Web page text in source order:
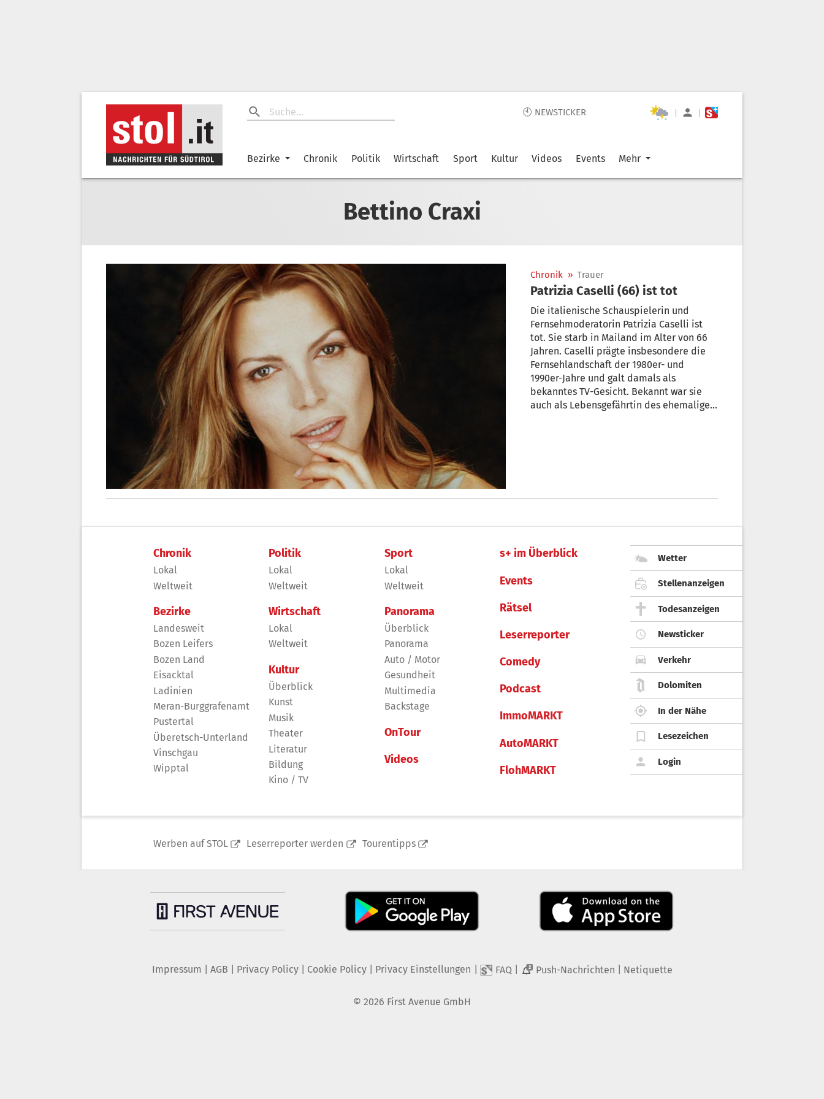
🕙 NEWSTICKER | |
Bezirke Chronik Politik Wirtschaft Sport Kultur Videos Events Mehr
Bettino Craxi
Chronik » Trauer
Patrizia Caselli (66) ist tot
Die italienische Schauspielerin und
Fernsehmoderatorin Patrizia Caselli ist
tot. Sie starb in Mailand im Alter von 66
Jahren. Caselli prägte insbesondere die
Fernsehlandschaft der 1980er- und
1990er-Jahre und galt damals als
bekanntes TV-Gesicht. Bekannt war sie
auch als Lebensgefährtin des ehemaligen
Chronik
Lokal
Weltweit
Bezirke
Landesweit
Bozen Leifers
Bozen Land
Eisacktal
Ladinien
Meran-Burggrafenamt
Pustertal
Überetsch-Unterland
Vinschgau
Wipptal
Politik
Lokal
Weltweit
Wirtschaft
Lokal
Weltweit
Kultur
Überblick
Kunst
Musik
Theater
Literatur
Bildung
Kino / TV
Sport
Lokal
Weltweit
Panorama
Überblick
Panorama
Auto / Motor
Gesundheit
Multimedia
Backstage
OnTour
Videos
s+ im Überblick
Events
Rätsel
Leserreporter
Comedy
Podcast
ImmoMARKT
AutoMARKT
FlohMARKT
Wetter
Stellenanzeigen
Todesanzeigen
Newsticker
Verkehr
Dolomiten
In der Nähe
Lesezeichen
Login
Werben auf STOL Leserreporter werden Tourentipps
Impressum AGB Privacy Policy| Cookie Policy| Privacy Einstellungen FAQ 2 Push-Nachrichten Netiquette
© 2026 First Avenue GmbH